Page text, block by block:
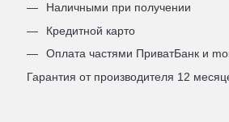
Наличными при получении
Кредитной карто
Оплата частями ПриватБанк и
Гарантия от производителя 12